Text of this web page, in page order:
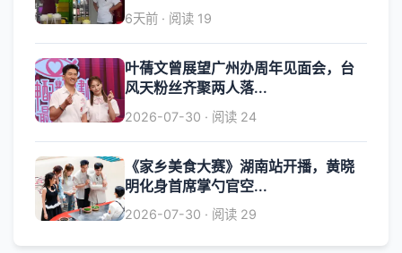
6天前 · 阅读 19
叶蒨文曾展望广州办周年见面会，台
风天粉丝齐聚两人落...
2026-07-30 · 阅读 24
《家乡美食大赛》湖南站开播，黄晓
明化身首席掌勺官空...
2026-07-30 · 阅读 29